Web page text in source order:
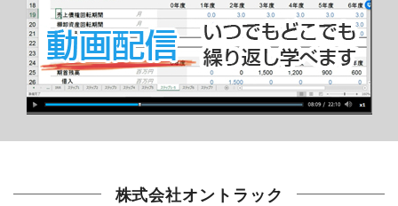
株式会社オントラック